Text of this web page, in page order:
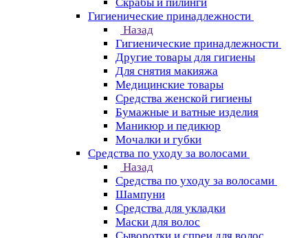
Гигиенические принадлежности
Назад
Гигиенические принадлежности
Другие товары для гигиены
Для снятия макияжа
Медицинские товары
Средства женской гигиены
Бумажные и ватные изделия
Маникюр и педикюр
Мочалки и губки
Средства по уходу за волосами
Назад
Средства по уходу за волосами
Шампуни
Средства для укладки
Маски для волос